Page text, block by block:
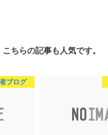
こちらの記事も人気です。
ブログ